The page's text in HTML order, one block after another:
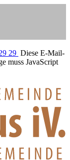
29 Diese E-Mail-
muss JavaScript